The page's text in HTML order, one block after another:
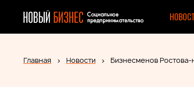
Главная Новости Бизнесменов